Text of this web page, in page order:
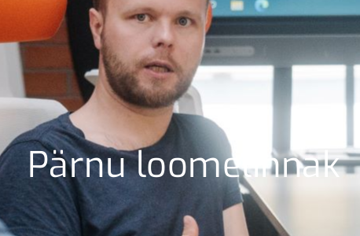
Pärnu loomelinnak